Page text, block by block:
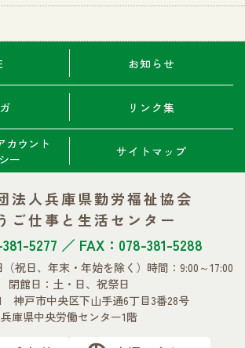
お知らせ
リンク集
カウント
ー
サイトマップ
法人兵庫県勤労福祉協会
ご仕事と生活センター
5277 ／ FAX：078-381-5288
（祝日、年末・年始を除く） 時間：9:00～17:00
閉館日：土・日、祝祭日
神戸市中央区下山手通6丁目3番28号
兵庫県中央労働センター1階